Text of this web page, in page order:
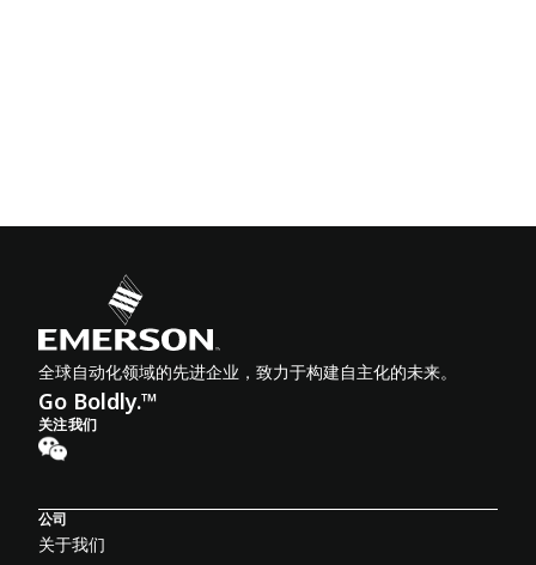
全球自动化领域的先进企业，致力于构建自主化的未来。
Go Boldly.™
关注我们
公司
关于我们